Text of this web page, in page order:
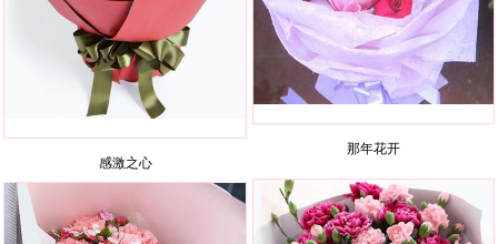
感激之心
那年花开